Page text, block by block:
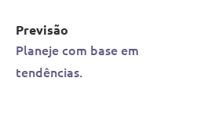
Previsão
Planeje com base em
tendências.